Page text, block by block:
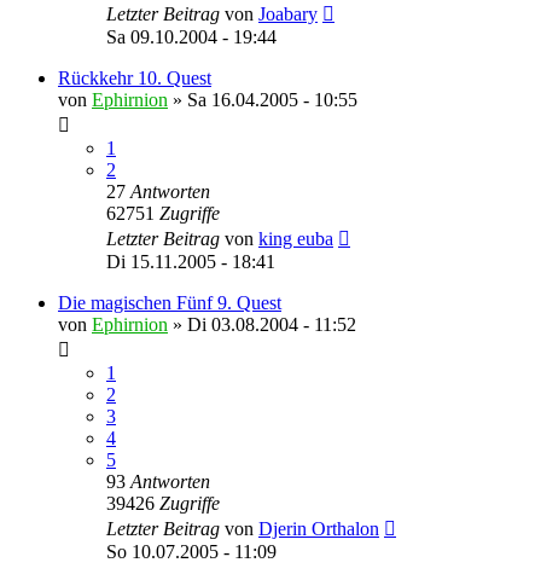
Letzter Beitrag von Joabary
Sa 09.10.2004 - 19:44
Rückkehr 10. Quest
von Ephirnion » Sa 16.04.2005 - 10:55
1
2
27 Antworten
62751 Zugriffe
Letzter Beitrag von king euba
Di 15.11.2005 - 18:41
Die magischen Fünf 9. Quest
von Ephirnion » Di 03.08.2004 - 11:52
1
2
3
4
5
93 Antworten
39426 Zugriffe
Letzter Beitrag von Djerin Orthalon
So 10.07.2005 - 11:09